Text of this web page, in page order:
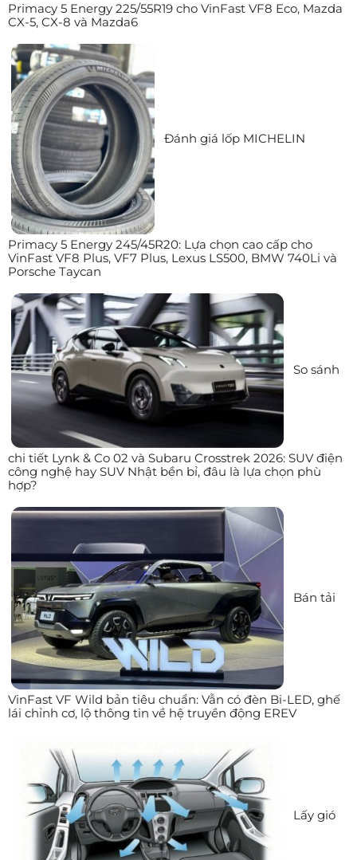
Primacy 5 Energy 225/55R19 cho VinFast VF8 Eco, Mazda
CX-5, CX-8 và Mazda6
Đánh giá lốp MICHELIN
Primacy 5 Energy 245/45R20: Lựa chọn cao cấp cho
VinFast VF8 Plus, VF7 Plus, Lexus LS500, BMW 740Li và
Porsche Taycan
So sánh
chi tiết Lynk & Co 02 và Subaru Crosstrek 2026: SUV điện
công nghệ hay SUV Nhật bền bỉ, đâu là lựa chọn phù
hợp?
Bán tải
VinFast VF Wild bản tiêu chuẩn: Vẫn có đèn Bi-LED, ghế
lái chỉnh cơ, lộ thông tin về hệ truyền động EREV
Lấy gió